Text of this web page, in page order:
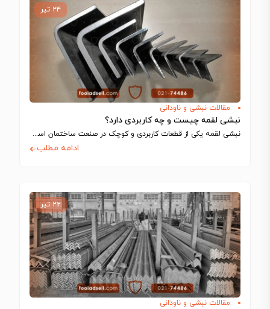
۲۴ تیر
مقالات نبشی و ناودانی
نبشی لقمه چیست و چه کاربردی دارد؟
نبشی لقمه یکی از قطعات کاربردی و کوچک در صنعت ساختمان است که با…
ادامه مطلب
۲۲ تیر
مقالات نبشی و ناودانی